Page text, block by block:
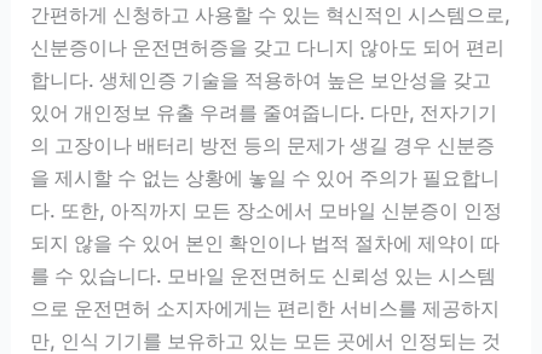
간편하게 신청하고 사용할 수 있는 혁신적인 시스템으로,
신분증이나 운전면허증을 갖고 다니지 않아도 되어 편리
합니다. 생체인증 기술을 적용하여 높은 보안성을 갖고
있어 개인정보 유출 우려를 줄여줍니다. 다만, 전자기기
의 고장이나 배터리 방전 등의 문제가 생길 경우 신분증
을 제시할 수 없는 상황에 놓일 수 있어 주의가 필요합니
다. 또한, 아직까지 모든 장소에서 모바일 신분증이 인정
되지 않을 수 있어 본인 확인이나 법적 절차에 제약이 따
를 수 있습니다. 모바일 운전면허도 신뢰성 있는 시스템
으로 운전면허 소지자에게는 편리한 서비스를 제공하지
만, 인식 기기를 보유하고 있는 모든 곳에서 인정되는 것